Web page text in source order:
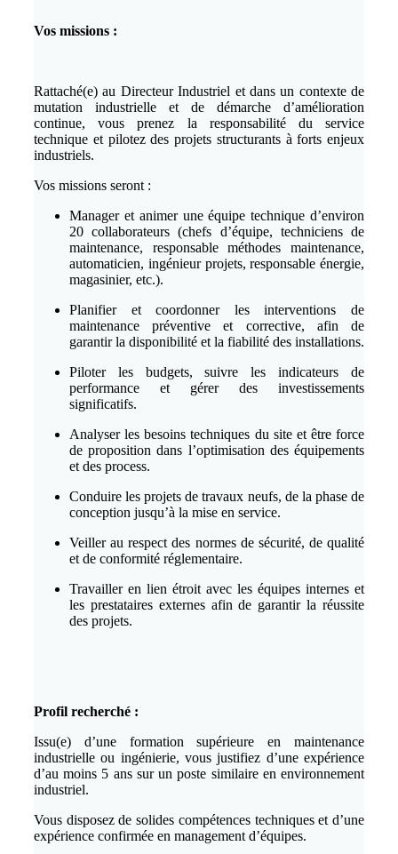
Vos missions :
Rattaché(e) au Directeur Industriel et dans un contexte de
mutation industrielle et de démarche d’amélioration
continue, vous prenez la responsabilité du service
technique et pilotez des projets structurants à forts enjeux
industriels.
Vos missions seront :
Manager et animer une équipe technique d’environ
20 collaborateurs (chefs d’équipe, techniciens de
maintenance, responsable méthodes maintenance,
automaticien, ingénieur projets, responsable énergie,
magasinier, etc.).
Planifier et coordonner les interventions de
maintenance préventive et corrective, afin de
garantir la disponibilité et la fiabilité des installations.
Piloter les budgets, suivre les indicateurs de
performance et gérer des investissements
significatifs.
Analyser les besoins techniques du site et être force
de proposition dans l’optimisation des équipements
et des process.
Conduire les projets de travaux neufs, de la phase de
conception jusqu’à la mise en service.
Veiller au respect des normes de sécurité, de qualité
et de conformité réglementaire.
Travailler en lien étroit avec les équipes internes et
les prestataires externes afin de garantir la réussite
des projets.
Profil recherché :
Issu(e) d’une formation supérieure en maintenance
industrielle ou ingénierie, vous justifiez d’une expérience
d’au moins 5 ans sur un poste similaire en environnement
industriel.
Vous disposez de solides compétences techniques et d’une
expérience confirmée en management d’équipes.